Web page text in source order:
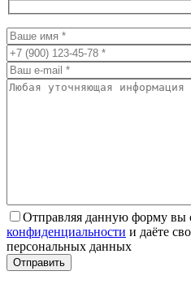
Отправляя данную форму вы
конфиденциальности и даёте
персональных данных